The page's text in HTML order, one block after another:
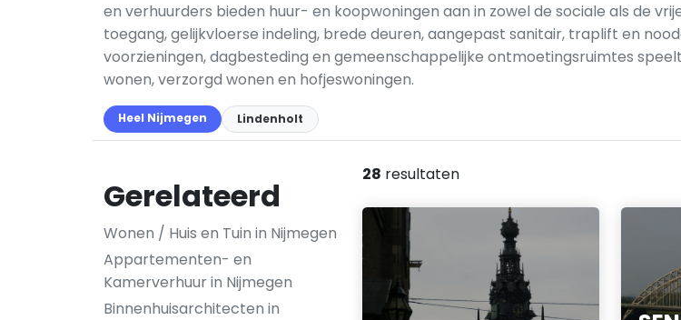
en verhuurders bieden huur- en koopwoningen aan in zowel de sociale als de
toegang, gelijkvloerse indeling, brede deuren, aangepast sanitair, traplift en
voorzieningen, dagbesteding en gemeenschappelijke ontmoetingsruimtes
wonen, verzorgd wonen en hofjeswoningen.
Heel Nijmegen Lindenholt
Gerelateerd
Wonen / Huis en Tuin in Nijmegen
Appartementen- en
Kamerverhuur in Nijmegen
Binnenhuisarchitecten in
28 resultaten